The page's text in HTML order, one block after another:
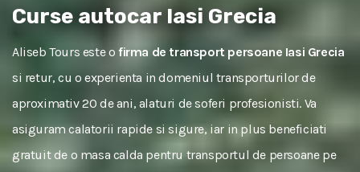
Curse autocar Iasi Grecia
Aliseb Tours este o firma de transport persoane Iasi Grecia
si retur, cu o experienta in domeniul transporturilor de
aproximativ 20 de ani, alaturi de soferi profesionisti. Va
asiguram calatorii rapide si sigure, iar in plus beneficiati
gratuit de o masa calda pentru transportul de persoane pe